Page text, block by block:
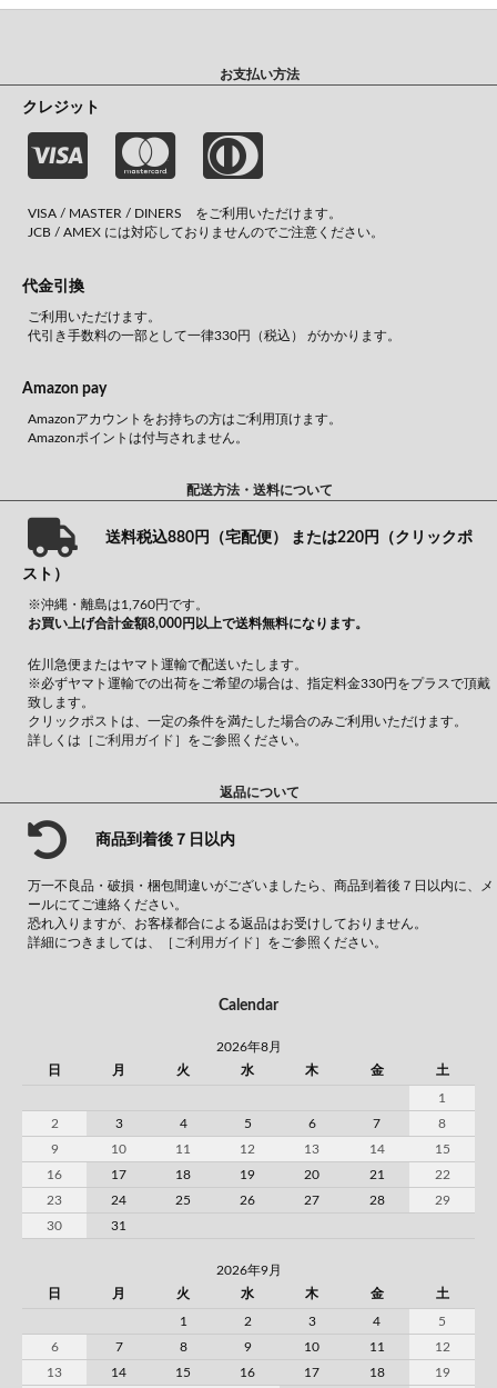
お支払い方法
クレジット
VISA / MASTER / DINERS をご利用いただけます。
JCB / AMEX には対応しておりませんのでご注意ください。
代金引換
ご利用いただけます。
代引き手数料の一部として一律330円（税込） がかかります。
Amazon pay
Amazonアカウントをお持ちの方はご利用頂けます。
Amazonポイントは付与されません。
配送方法・送料について
送料税込880円（宅配便） または220円（クリックポ
スト）
※沖縄・離島は1,760円です。
お買い上げ合計金額8,000円以上で送料無料になります。
佐川急便またはヤマト運輸で配送いたします。
※必ずヤマト運輸での出荷をご希望の場合は、指定料金330円をプラスで頂戴
致します。
クリックポストは、一定の条件を満たした場合のみご利用いただけます。
詳しくは ［ご利用ガイド］ をご参照ください。
返品について
商品到着後７日以内
万一不良品・破損・梱包間違いがございましたら、商品到着後７日以内に、メ
ールにてご連絡ください。
恐れ入りますが、お客様都合による返品はお受けしておりません。
詳細につきましては、
［ご利用ガイド］ をご参照ください。
Calendar
2026年8月
日
月 火 水 木 金 土
1
2
3 4 5 6 7
8
9
10 11 12 13 14
15
16
17 18 19 20 21
22
23
24 25 26 27 28
29
30
31
2026年9月
日
月 火 水 木 金 土
1 2 3 4
5
6
7 8 9 10 11
12
13
14 15 16 17 18 19